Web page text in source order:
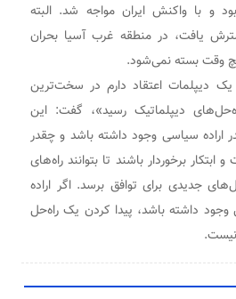
و با واکنش ایران مواجه شد. البته
یافت، در منطقه غرب آسیا بحران
وقت بسته نمی‌شود.
یک دیپلمات اعتقاد دارم در سخت‌ترین
دیپلماتیک رسید»، گفت: این
اراده سیاسی وجود داشته باشد و چقدر
برخوردار باشند تا بتوانند راه‌های
جدیدی برای توافق برسد. اگر اراده
داشته باشد، پیدا کردن یک راه‌حل